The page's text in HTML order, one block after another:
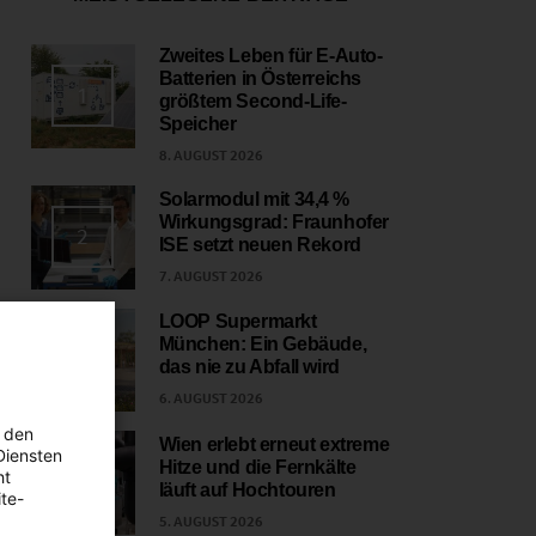
Zweites Leben für E-Auto-
Batterien in Österreichs
größtem Second-Life-
Speicher
8. AUGUST 2026
2
Solarmodul mit 34,4 %
Wirkungsgrad: Fraunhofer
ISE setzt neuen Rekord
7. AUGUST 2026
LOOP Supermarkt
München: Ein Gebäude,
das nie zu Abfall wird
6. AUGUST 2026
Wien erlebt erneut extreme
Hitze und die Fernkälte
läuft auf Hochtouren
5. AUGUST 2026
den